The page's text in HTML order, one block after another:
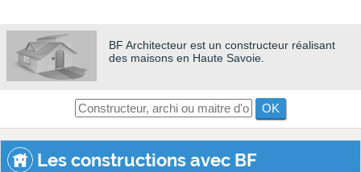
BF Architecteur est un constructeur réalisant
des maisons en Haute Savoie.
OK
Les constructions avec BF